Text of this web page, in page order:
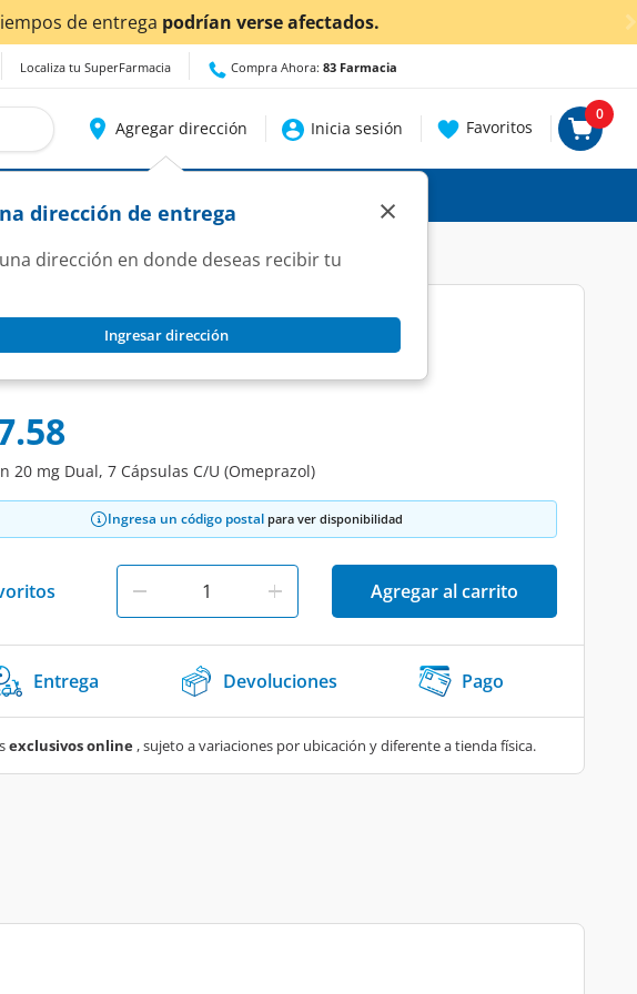
afectados.
Localiza tu SuperFarmacia Compra Ahora: 83 Farmacia
Agregar dirección
dirección de entrega
dirección en donde deseas recibir tu
Ingresar dirección
×
Inicia sesión Favoritos
0
20 mg Dual, 7 Cápsulas C/U.
from
20 mg Dual, 7 Cápsulas C/U (Omeprazol)
Ingresa un código postal para ver disponibilidad
Agregar al carrito
Entrega Devoluciones Pago
exclusivos online, sujeto a variaciones por ubicación y diferente a tienda física.